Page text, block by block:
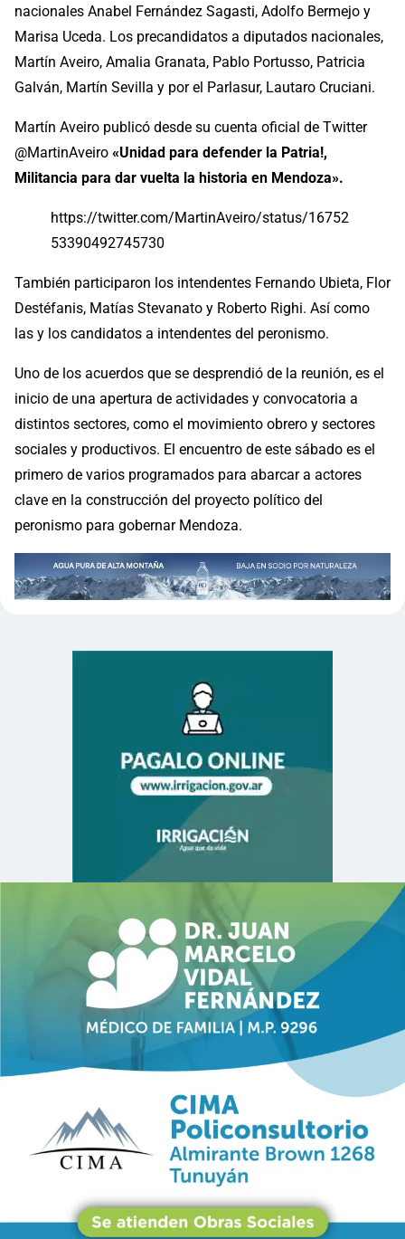
nacionales Anabel Fernández Sagasti, Adolfo Bermejo y
Marisa Uceda. Los precandidatos a diputados nacionales,
Martín Aveiro, Amalia Granata, Pablo Portusso, Patricia
Galván, Martín Sevilla y por el Parlasur, Lautaro Cruciani.
Martín Aveiro publicó desde su cuenta oficial de Twitter
@MartinAveiro «Unidad para defender la Patria!,
Militancia para dar vuelta la historia en Mendoza».
https://twitter.com/MartinAveiro/status/16752
53390492745730
También participaron los intendentes Fernando Ubieta, Flor
Destéfanis, Matías Stevanato y Roberto Righi. Así como
las y los candidatos a intendentes del peronismo.
Uno de los acuerdos que se desprendió de la reunión, es el
inicio de una apertura de actividades y convocatoria a
distintos sectores, como el movimiento obrero y sectores
sociales y productivos. El encuentro de este sábado es el
primero de varios programados para abarcar a actores
clave en la construcción del proyecto político del
peronismo para gobernar Mendoza.